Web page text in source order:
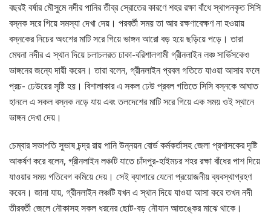
বছরই বর্ষার মৌসুমে নদীর পানির তীব্র স্রোতের কারণে শহর রক্ষা বাঁধে স্থাপনকৃত সিসি
বস্নক সরে গিয়ে সমস্যা দেখা দেয়। পরবর্তী সময় তা আর রক্ষণাবেক্ষণ না হওয়ায়
বস্নকের নিচের অংশের মাটি সরে গিয়ে ভাঙ্গন আরো বড় হয়ে ছড়িয়ে পড়ে। তারা
মেঘনা নদীর এ স্থান দিয়ে চলাচলরত ঢাকা-বরিশালগামী গ্রীনলাইন লঞ্চ সার্ভিসকেও
ভাঙ্গনের জন্যে দায়ী করেন। তারা বলেন, গ্রীনলাইন প্রবল গতিতে যাওয়া আসার ফলে
প্রচ- ঢেউয়ের সৃষ্টি হয়। বিশালাকার এ সকল ঢেউ প্রবল গতিতে সিসি বস্নকে আঘাত
হানলে এ সকল বস্নক নড়ে যায় এবং তলদেশের মাটি সরে গিয়ে এক সময় ওই স্থানে
ভাঙ্গন দেখা দেয়।
চেম্বার সভাপতি সুভাষ চন্দ্র রায় পানি উন্নয়ন বোর্ড কর্মকর্তাসহ জেলা প্রশাসকের দৃষ্টি
আকর্ষণ করে বলেন, গ্রীনলাইন লঞ্চটি যাতে চাঁদপুর-হাইমচর শহর রক্ষা বাঁধের পাশ দিয়ে
যাওয়ার সময় গতিবেগ কমিয়ে দেয়। সেই ব্যাপারে যেনো প্রয়োজনীয় ব্যবস্থাগ্রহণ
করেন। জানা যায়, গ্রীনলাইন লঞ্চটি যখন এ স্থান দিয়ে যাওয়া আসা করে তখন নদী
তীরবর্তী জেলে নৌকাসহ সকল ধরনের ছোট-বড় নৌযান আতঙ্কের মাঝে থাকে।